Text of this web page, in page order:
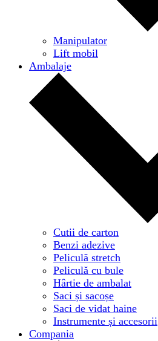
Manipulator
Lift mobil
Ambalaje
Cutii de carton
Benzi adezive
Peliculă stretch
Peliculă cu bule
Hârtie de ambalat
Saci și sacoșe
Saci de vidat haine
Instrumente și accesorii
Compania